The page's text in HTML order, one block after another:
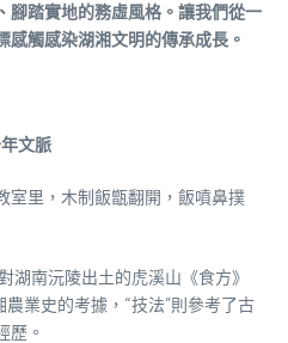
腳踏實地的務虛風格。讓我們從一
感觸感染湖湘文明的傳承成長。
文脈
室里，木制飯甑翻開，飯噴鼻撲
南沅陵出土的虎溪山《食方》
業史的考據，“技法”則參考了古
歷。